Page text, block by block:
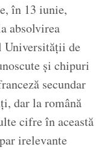
în 13 iunie,
absolvirea
Universității de
și chipuri
secundar
dar la română
cifre în această
irelevante